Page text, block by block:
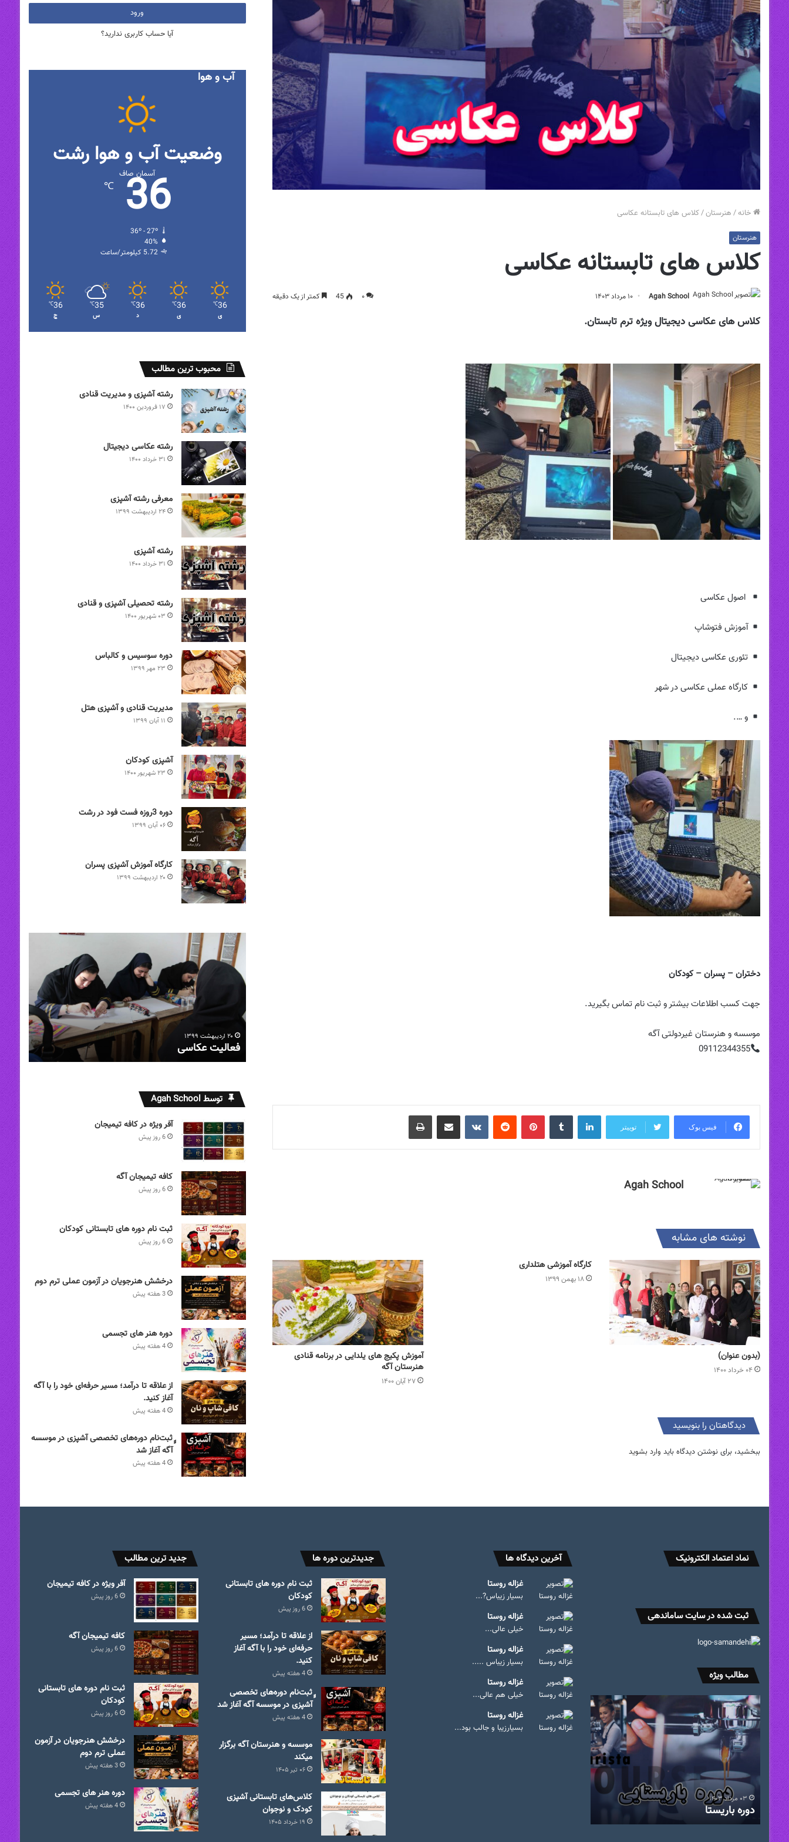
خانه/ هنرستان/کلاس های تابستانه عکاسی
هنرستان
کلاس های تابستانه عکاسی
Agah School ۱۰ مرداد ۱۴۰۳ ۰ 45 کمتر از یک دقیقه
کلاس های عکاسی دیجیتال ویژه ترم تابستان.
اصول عکاسی
آموزش فتوشاپ
تئوری عکاسی دیجیتال
کارگاه عملی عکاسی در شهر
و ….
دختران – پسران – کودکان
جهت کسب اطلاعات بیشتر و ثبت نام تماس بگیرید.
موسسه و هنرستان غیردولتی آگه
09112344355
فیس بوک توییتر
لینکدین ‫تامبلر ‫پین‌ترست‫رددیت ‫VKontakteاشتراک گذاری از طریق ایمیل چاپ
Agah School
نوشته های مشابه
(بدون عنوان)
۰۴ خرداد ۱۴۰۰
کارگاه آموزشی هتلداری
۱۸ بهمن ۱۳۹۹
آموزش پکیج های یلدایی در برنامه قنادی
هنرستان آگه
۲۷ آبان ۱۴۰۰
دیدگاهتان را بنویسید
ببخشید، برای نوشتن دیدگاه باید وارد بشوید
ورود
آیا حساب کاربری ندارید؟
آب و هوا
وضعیت آب و هوا رشت
آسمان صاف
36
℃
36º - 27º
40%
5.72 کیلومتر/ساعت
36
℃
ی
36
℃
ی
36
℃
د
35
℃
س
36
℃
چ
محبوب ترین مطالب
رشته آشپزی و مدیریت قنادی
۱۷ فروردین ۱۴۰۰
رشته عکاسی دیجیتال
۳۱ خرداد ۱۴۰۰
معرفی رشته آشپزی
۲۴ اردیبهشت ۱۳۹۹
رشته آشپزی
۳۱ خرداد ۱۴۰۰
رشته تحصیلی آشپزی و قنادی
۰۳ شهریور ۱۴۰۰
دوره سوسیس و کالباس
۲۳ مهر ۱۳۹۹
مدیریت قنادی و آشپزی هتل
۱۱ آبان ۱۳۹۹
آشپزی کودکان
۲۳ شهریور ۱۴۰۰
دوره 3روزه فست فود در رشت
۰۶ آبان ۱۳۹۹
کارگاه آموزش آشپزی پسران
۲۰ اردیبهشت ۱۳۹۹
رستوران
۲۴ مرداد ۱۴۰۳
فعالیت
عکاسی
۲۰ اردیبهشت ۱۳۹۹
فعالیت عکاسی
تحصیلی
عکاسی
دیجیتال
۰۳ شهریور ۱۴۰۰
توسط Agah School
آفر ویژه در کافه تیمیجان
6 روز پیش
کافه تیمیجان آگه
6 روز پیش
ثبت نام دوره های تابستانی کودکان
6 روز پیش
درخشش هنرجویان در آزمون عملی ترم دوم
3 هفته پیش
دوره هنر های تجسمی
4 هفته پیش
از علاقه تا درآمد؛ مسیر حرفه‌ای خود را با آگه
آغاز کنید.
4 هفته پیش
ٍٍثبت‌نام دوره‌های تخصصی آشپزی در موسسه
آگه آغاز شد
4 هفته پیش
نماد اعتماد الکترونیک
ثبت شده در سایت ساماندهی
مطالب ویژه
دوره
باریستا
۰۳ مرداد ۱۴۰۳
دوره باریستا
کلاس
آشپزی
پسران
آخرین دیدگاه ها
غزاله روستا
بسیار زیباس?...
غزاله روستا
خیلی عالی...
غزاله روستا
بسیار زیباس .....
غزاله روستا
خیلی هم عالی...
غزاله روستا
بسیارزیبا و جالب بود...
جدیدترین دوره ها
ثبت نام دوره های تابستانی
کودکان
6 روز پیش
از علاقه تا درآمد؛ مسیر
حرفه‌ای خود را با آگه آغاز
کنید.
4 هفته پیش
ٍٍثبت‌نام دوره‌های تخصصی
آشپزی در موسسه آگه آغاز شد
4 هفته پیش
موسسه و هنرستان آگه برگزار
میکند
۰۶ تیر ۱۴۰۵
کلاس‌های تابستانی آشپزی
کودک و نوجوان
۱۹ خرداد ۱۴۰۵
جدید ترین مطالب
آفر ویژه در کافه تیمیجان
6 روز پیش
کافه تیمیجان آگه
6 روز پیش
ثبت نام دوره های تابستانی
کودکان
6 روز پیش
درخشش هنرجویان در آزمون
عملی ترم دوم
3 هفته پیش
دوره هنر های تجسمی
4 هفته پیش